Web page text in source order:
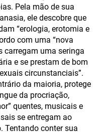
Pela mão de sua
ele descobre que
“erologia, erotomia e
com uma “nova
carregam uma seringa
e se prestam de bom
circunstanciais”.
da maioria, protege
da procriação,
quentes, musicais e
se entregam ao
Tentando conter sua